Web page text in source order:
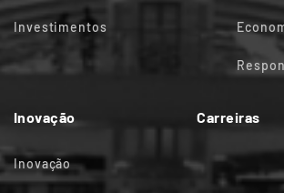
Investimentos
Inovação
Inovação
Carreiras